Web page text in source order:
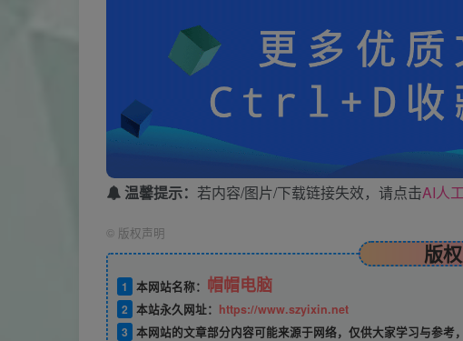
温馨提示： 若内容/图片/下载链接失效，请点击AI人
© 版权声明
版
1 本网站名称： 帽帽电脑
2 本站永久网址： https://www.szyixin.net
3 本网站的文章部分内容可能来源于网络，仅供大家学习与参考